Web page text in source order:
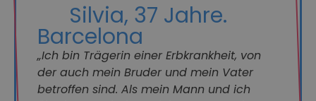
Silvia, 37 Jahre.
Barcelona
„Ich bin Trägerin einer Erbkrankheit, von
der auch mein Bruder und mein Vater
betroffen sind. Als mein Mann und ich